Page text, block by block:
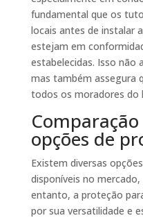
fundamental que os
locais antes de instalar
estejam em
estabelecidas. Isso não
mas também assegura
todos os moradores do
opções de
Existem diversas
disponíveis no
entanto, a proteção
por sua versatilidade e